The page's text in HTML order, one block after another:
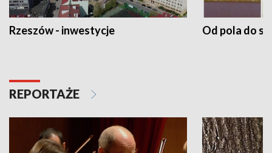
Rzeszów - inwestycje Od pola do
REPORTAŻE